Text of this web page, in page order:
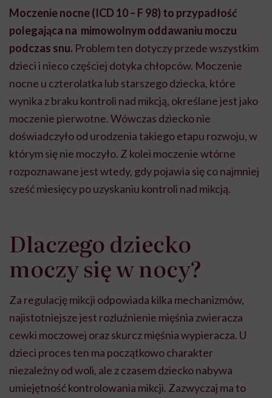
Moczenie nocne (ICD 10 – F 98) to przypadłość
polegająca na mimowolnym oddawaniu moczu
podczas snu. Problem ten dotyczy przede wszystkim
dzieci i nieco częściej dotyka chłopców. Moczenie
nocne u czterolatka lub starszego dziecka, które
wynika z braku kontroli nad mikcją, określane jest jako
moczenie pierwotne. Wówczas dziecko nie
doświadczyło od urodzenia takiego etapu rozwoju, w
którym się nie moczyło. Z kolei moczenie wtórne
rozpoznawane jest wtedy, gdy pojawia się co najmniej
sześć miesięcy po uzyskaniu kontroli nad mikcją.
Dlaczego dziecko
moczy się w nocy?
Za regulację mikcji odpowiada kilka mechanizmów,
najistotniejsze jest rozluźnienie mięśnia zwieracza
cewki moczowej oraz skurcz mięśnia wypieracza. U
dzieci proces ten ma początkowo charakter
niezależny od woli, ale z czasem dziecko nabywa
umiejętność kontrolowania mikcji. Zazwyczaj ma to